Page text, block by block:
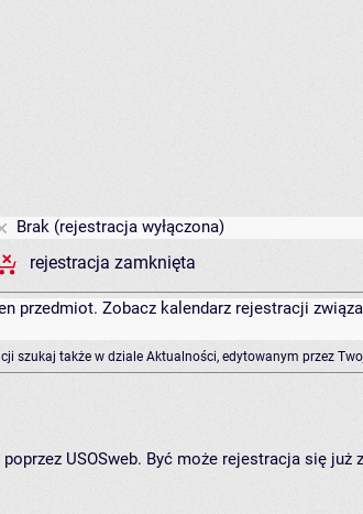
Brak (rejestracja wyłączona)
rejestracja zamknięta
przedmiot. Zobacz kalendarz rejestracji
szukaj także w dziale Aktualności, edytowanym przez
USOSweb. Być może rejestracja się już